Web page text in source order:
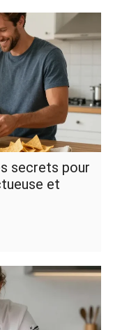
secrets pour
et